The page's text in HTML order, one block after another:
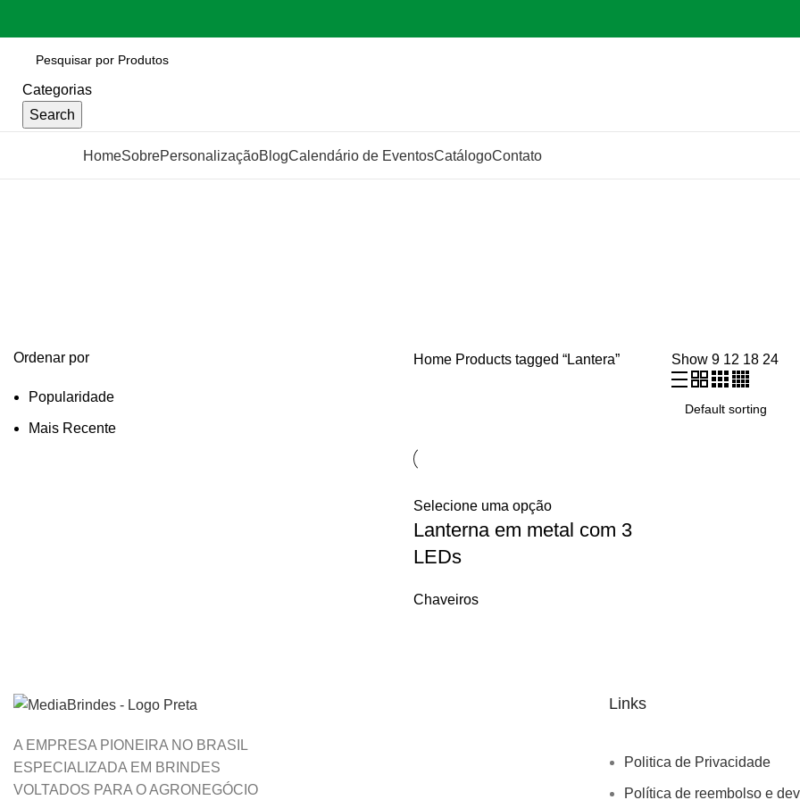
Categorias
Search
HomeSobrePersonalizaçãoBlogCalendário de EventosCatálogoContato
Ordenar por
Popularidade
Mais Recente
Home Products tagged “Lantera” Show 9 12 18 24
Selecione uma opção
Lanterna em metal com 3
LEDs
Chaveiros
A EMPRESA PIONEIRA NO BRASIL
ESPECIALIZADA EM BRINDES
VOLTADOS PARA O AGRONEGÓCIO
Links
Politica de Privacidade
Política de reembolso e